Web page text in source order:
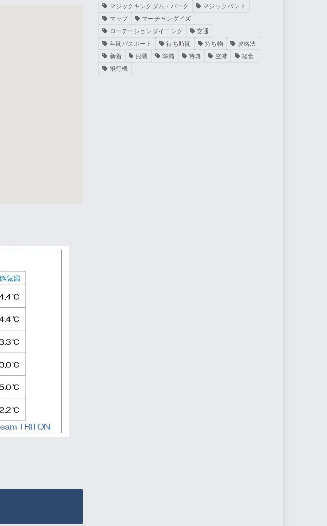
マジックキングダム・パーク
マジックバンド
マップ
マーチャンダイズ
ローテーションダイニング
交通
年間パスポート
待ち時間 持ち物
攻略法
新着
服装 準備 特典 空港
軽食
飛行機